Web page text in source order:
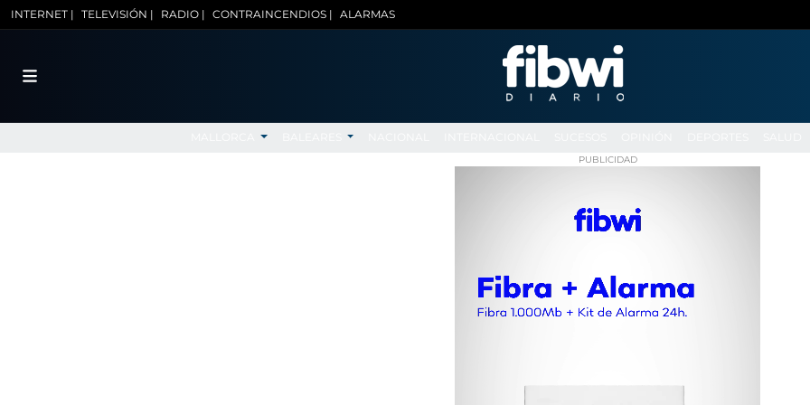
INTERNET | TELEVISIÓN | RADIO | CONTRAINCENDIOS | ALARMAS